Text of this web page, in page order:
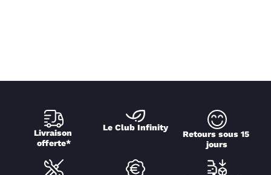
Livraison
offerte*
Le Club Infinity
Retours sous 15
jours